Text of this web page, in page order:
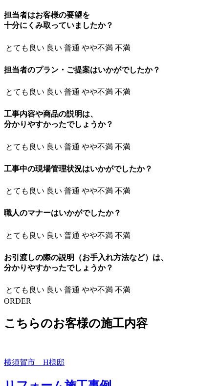
担当者はお客様の要望を
十分にくみ取っていましたか？
とても良い 良い 普通 やや不満 不満
担当者のプラン・ご提案はいかがでしたか？
とても良い 良い 普通 やや不満 不満
工事内容や商品の説明は、
分かりやすかったでしょうか？
とても良い 良い 普通 やや不満 不満
工事中の現場管理状況はいかがでしたか？
とても良い 良い 普通 やや不満 不満
職人のマナーはいかがでしたか？
とても良い 良い 普通 やや不満 不満
お引渡しの際の説明（お手入れ方法など）は、
分かりやすかったでしょうか？
とても良い 良い 普通 やや不満 不満
ORDER
こちらのお客様の施工内容
横須賀市 H様邸